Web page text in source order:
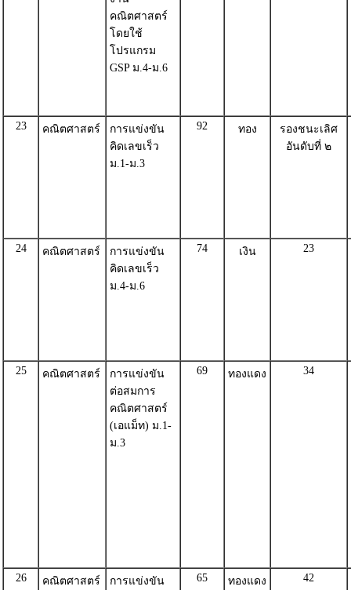
คณิตศาสตร์
โดยใช้
โปรแกรม
GSP ม.4-ม.6
23 คณิตศาสตร์
การแข่งขัน
คิดเลขเร็ว
ม.1-ม.3
92 ทอง
รองชนะเลิศ
อันดับที่ ๒
24 คณิตศาสตร์
การแข่งขัน
คิดเลขเร็ว
ม.4-ม.6
74 เงิน 23
25 คณิตศาสตร์
การแข่งขัน
ต่อสมการ
คณิตศาสตร์
(เอแม็ท) ม.1-
ม.3
69 ทองแดง 34
26 คณิตศาสตร์
การแข่งขัน
65 ทองแดง 42